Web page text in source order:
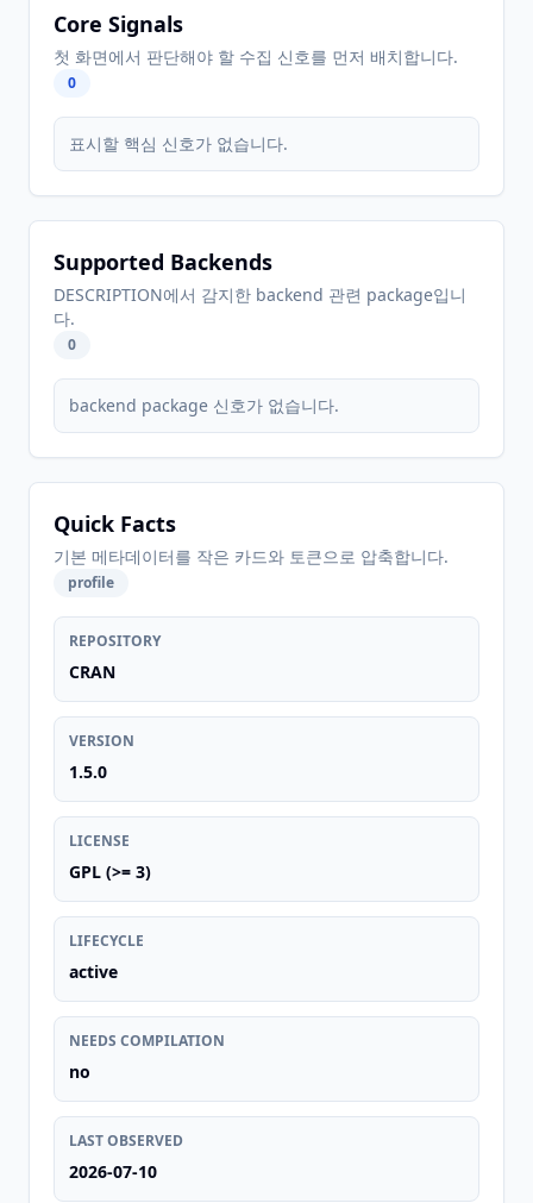
Core Signals
첫 화면에서 판단해야 할 수집 신호를 먼저 배치합니다.
0
표시할 핵심 신호가 없습니다.
Supported Backends
DESCRIPTION에서 감지한 backend 관련 package입니
다.
0
backend package 신호가 없습니다.
Quick Facts
기본 메타데이터를 작은 카드와 토큰으로 압축합니다.
profile
REPOSITORY
CRAN
VERSION
1.5.0
LICENSE
GPL (>= 3)
LIFECYCLE
active
NEEDS COMPILATION
no
LAST OBSERVED
2026-07-10